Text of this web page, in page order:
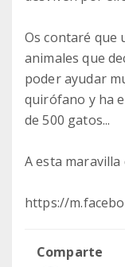
Os contaré que
animales que
poder ayudar
quirófano y ha
de 500 gatos...
A esta
https://
Comparte